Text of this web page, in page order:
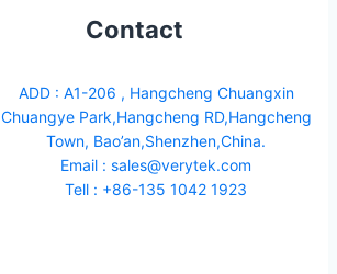
Contact
ADD : A1-206 , Hangcheng Chuangxin
Chuangye Park,Hangcheng RD,Hangcheng
Town, Bao’an,Shenzhen,China.
Email : sales@verytek.com
Tell : +86-135 1042 1923